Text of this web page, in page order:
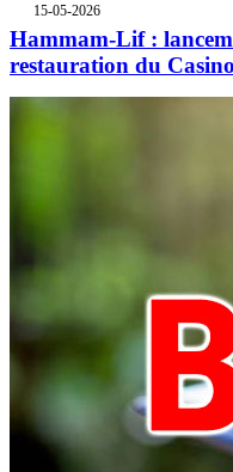
15-05-2026
Hammam-Lif :
restauration du